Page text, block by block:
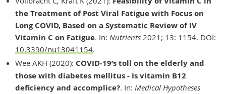
the Treatment of Post Viral Fatigue with Focus on
Long COVID, Based on a Systematic Review of IV
Vitamin C on Fatigue. In: Nutrients 2021; 13: 1154. DOI:
10.3390/nu13041154.
Wee AKH (2020): COVID-19’s toll on the elderly and
those with diabetes mellitus - Is vitamin B12
deficiency and accomplice?. In: Medical Hypotheses